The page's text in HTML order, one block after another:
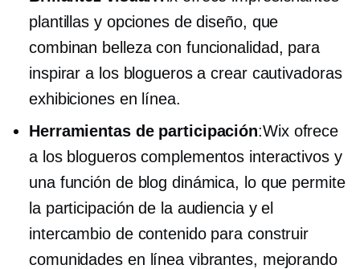
plantillas y opciones de diseño, que
combinan belleza con funcionalidad, para
inspirar a los blogueros a crear cautivadoras
exhibiciones en línea.
Herramientas de participación:Wix ofrece
a los blogueros complementos interactivos y
una función de blog dinámica, lo que permite
la participación de la audiencia y el
intercambio de contenido para construir
comunidades en línea vibrantes, mejorando